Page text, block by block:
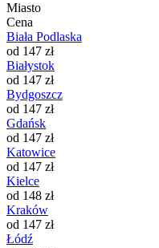
Miasto
Cena
Biała Podlaska
od 147 zł
Białystok
od 147 zł
Bydgoszcz
od 147 zł
Gdańsk
od 147 zł
Katowice
od 147 zł
Kielce
od 148 zł
Kraków
od 147 zł
Łódź